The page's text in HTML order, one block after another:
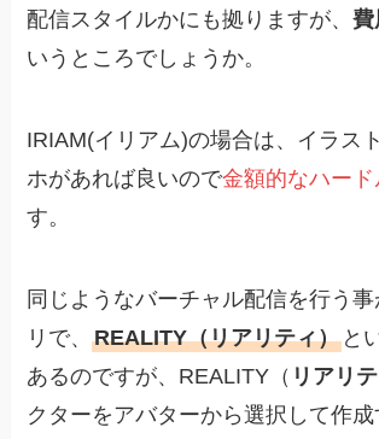
配信スタイルかにも拠りますが、費
いうところでしょうか。
IRIAM(イリアム)の場合は、イラス
ホがあれば良いので金額的なハー
す。
同じようなバーチャル配信を行う
リで、REALITY（リアリティ） と
あるのですが、REALITY（ リアリ
クターをアバターから選択して作